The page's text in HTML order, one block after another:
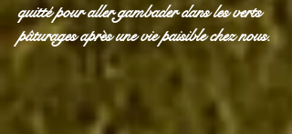
quitté pour aller gambader dans les verts
pâturages après une vie paisible chez nous.